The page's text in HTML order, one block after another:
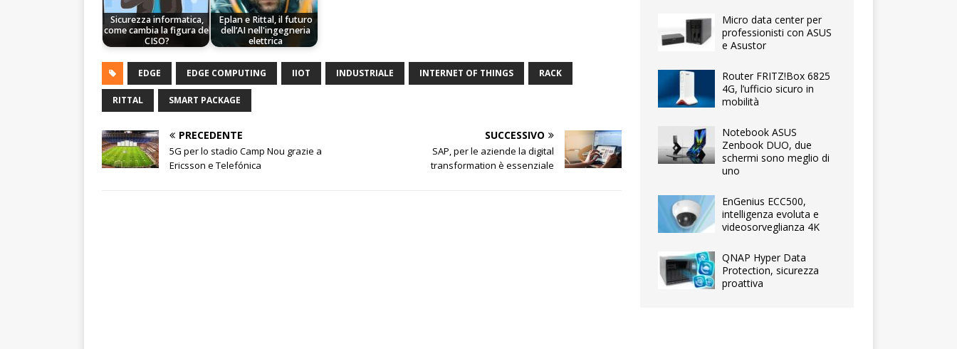
Sicurezza informatica,
come cambia la figura del
CISO?
Eplan e Rittal, il futuro
dell’AI nell'ingegneria
elettrica
EDGE EDGE COMPUTING IIOT INDUSTRIALE INTERNET OF THINGS RACK
RITTAL SMART PACKAGE
PRECEDENTE
5G per lo stadio Camp Nou grazie a
Ericsson e Telefónica
SUCCESSIVO
SAP, per le aziende la digital
transformation è essenziale
Micro data center per
professionisti con ASUS
e Asustor
Router FRITZ!Box 6825
4G, l’ufficio sicuro in
mobilità
Notebook ASUS
Zenbook DUO, due
schermi sono meglio di
uno
EnGenius ECC500,
intelligenza evoluta e
videosorveglianza 4K
QNAP Hyper Data
Protection, sicurezza
proattiva